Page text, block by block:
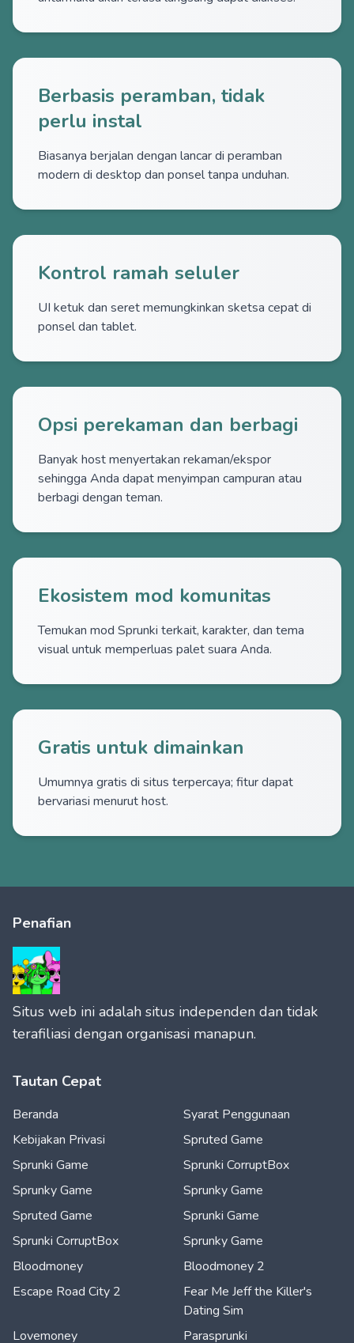
Berbasis peramban, tidak
perlu instal
Biasanya berjalan dengan lancar di peramban
modern di desktop dan ponsel tanpa unduhan.
Kontrol ramah seluler
UI ketuk dan seret memungkinkan sketsa cepat di
ponsel dan tablet.
Opsi perekaman dan berbagi
Banyak host menyertakan rekaman/ekspor
sehingga Anda dapat menyimpan campuran atau
berbagi dengan teman.
Ekosistem mod komunitas
Temukan mod Sprunki terkait, karakter, dan tema
visual untuk memperluas palet suara Anda.
Gratis untuk dimainkan
Umumnya gratis di situs terpercaya; fitur dapat
bervariasi menurut host.
Penafian
Situs web ini adalah situs independen dan tidak
terafiliasi dengan organisasi manapun.
Tautan Cepat
Beranda
Syarat Penggunaan
Kebijakan Privasi
Spruted Game
Sprunki Game
Sprunki CorruptBox
Sprunky Game
Sprunky Game
Spruted Game
Sprunki Game
Sprunki CorruptBox
Sprunky Game
Bloodmoney
Bloodmoney 2
Escape Road City 2
Fear Me Jeff the Killer's
Dating Sim
Lovemoney
Parasprunki